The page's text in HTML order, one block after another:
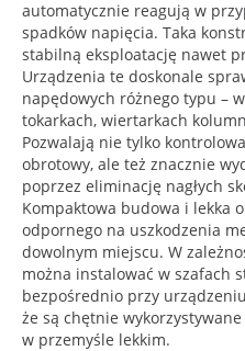
automatycznie reagują w
spadków napięcia. Taka
stabilną eksploatację nawet
Urządzenia te doskonale
napędowych różnego typu –
tokarkach, wiertarkach
Pozwalają nie tylko
obrotowy, ale też znacznie
poprzez eliminację nagłych
Kompaktowa budowa i lekka
odpornego na uszkodzenia
dowolnym miejscu. W
można instalować w szafach
bezpośrednio przy
że są chętnie
w przemyśle lekkim.